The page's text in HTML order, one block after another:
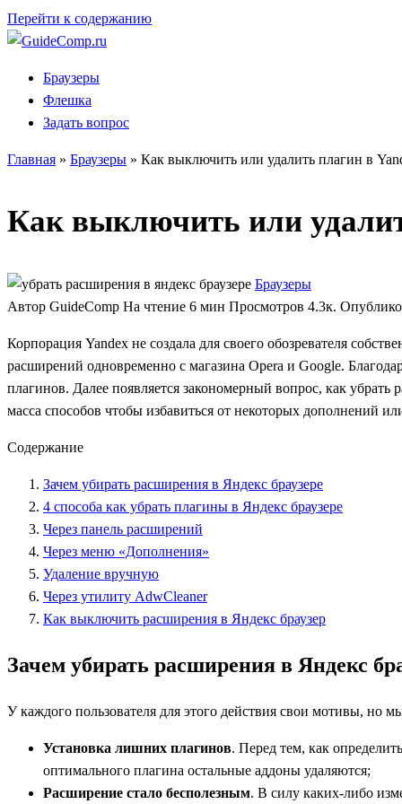
Перейти к содержанию
Браузеры
Флешка
Задать вопрос
Главная » Браузеры » Как выключить или удалить плагин в
Как выключить или
Браузеры
Автор GuideComp На чтение 6 мин Просмотров 4.3к.
Корпорация Yandex не создала для своего обозревателя
расширений одновременно с магазина Opera и Google.
плагинов. Далее появляется закономерный вопрос, как убрать
масса способов чтобы избавиться от некоторых дополнений
Содержание
Зачем убирать расширения в Яндекс браузере
4 способа как убрать плагины в Яндекс браузере
Через панель расширений
Через меню «Дополнения»
Удаление вручную
Через утилиту AdwCleaner
Как выключить расширения в Яндекс браузер
Зачем убирать расширения в Яндекс
У каждого пользователя для этого действия свои мотивы, но
Установка лишних плагинов. Перед тем, как
оптимального плагина остальные аддоны удаляются;
Расширение стало бесполезным. В силу каких-либо